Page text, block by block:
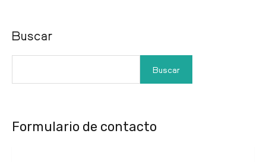
Buscar
Buscar
Formulario de contacto